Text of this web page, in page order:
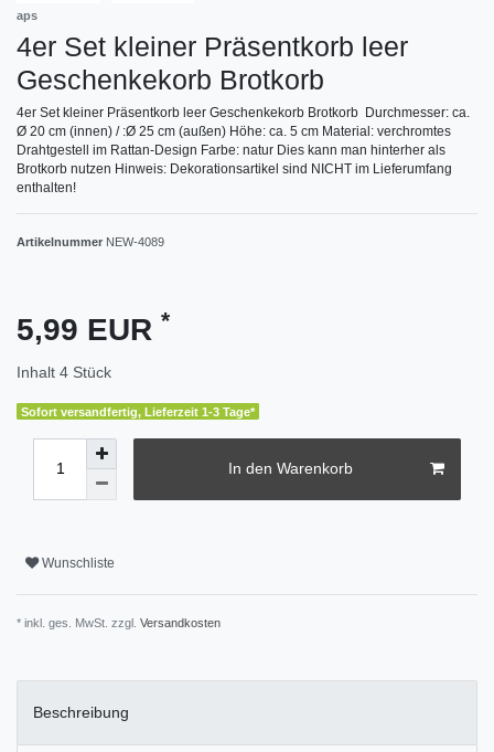
aps
4er Set kleiner Präsentkorb leer
Geschenkekorb Brotkorb
4er Set kleiner Präsentkorb leer Geschenkekorb Brotkorb Durchmesser: ca.
Ø 20 cm (innen) / :Ø 25 cm (außen) Höhe: ca. 5 cm Material: verchromtes
Drahtgestell im Rattan-Design Farbe: natur Dies kann man hinterher als
Brotkorb nutzen Hinweis: Dekorationsartikel sind NICHT im Lieferumfang
enthalten!
Artikelnummer NEW-4089
5,99 EUR *
Inhalt 4 Stück
Sofort versandfertig, Lieferzeit 1-3 Tage*
In den Warenkorb
Wunschliste
* inkl. ges. MwSt. zzgl. Versandkosten
Beschreibung